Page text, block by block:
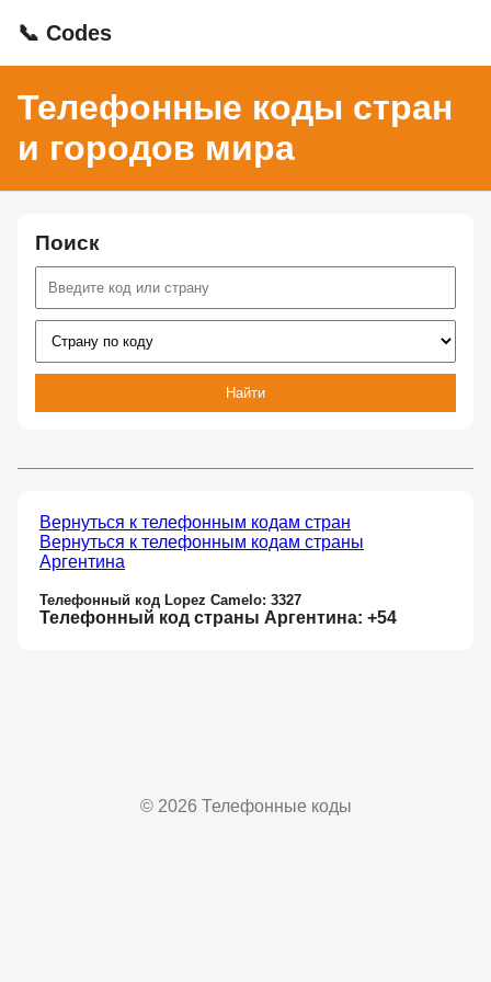
📞 Codes
Телефонные коды стран
и городов мира
Поиск
Найти
Вернуться к телефонным кодам стран
Вернуться к телефонным кодам страны
Аргентина
Телефонный код Lopez Camelo: 3327
Телефонный код страны Аргентина: +54
© 2026 Телефонные коды